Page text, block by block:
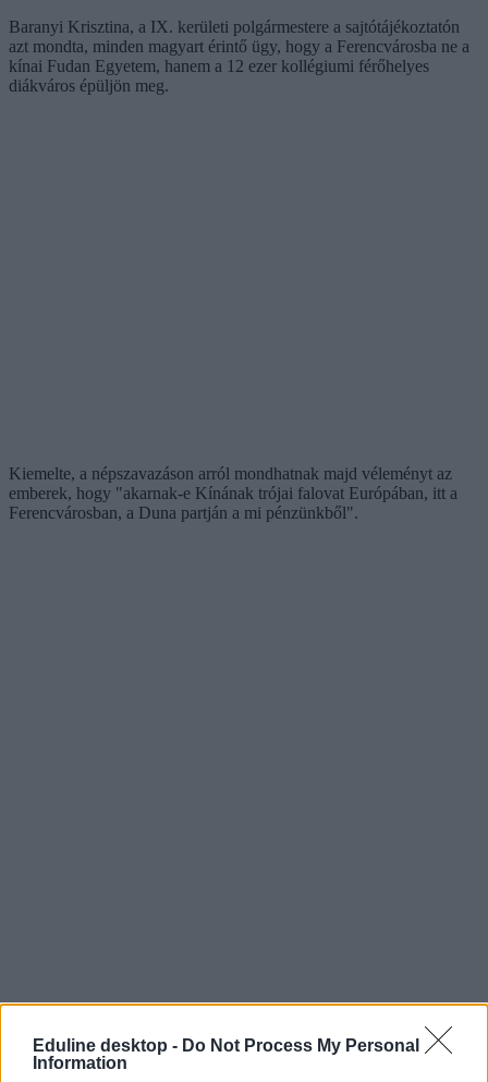
Eduline desktop - Do Not Process My Personal
Information
Baranyi Krisztina, a IX. kerületi polgármestere a sajtótájékoztatón
azt mondta, minden magyart érintő ügy, hogy a Ferencvárosba ne a
kínai Fudan Egyetem, hanem a 12 ezer kollégiumi férőhelyes
diákváros épüljön meg.
Kiemelte, a népszavazáson arról mondhatnak majd véleményt az
emberek, hogy "akarnak-e Kínának trójai falovat Európában, itt a
Ferencvárosban, a Duna partján a mi pénzünkből".
Fudan Egyetem